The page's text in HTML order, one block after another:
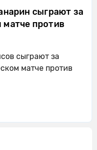
сыграют за
против
сыграют за
матче против